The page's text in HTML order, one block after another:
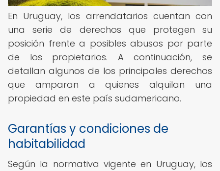
En Uruguay, los arrendatarios cuentan con
una serie de derechos que protegen su
posición frente a posibles abusos por parte
de los propietarios. A continuación, se
detallan algunos de los principales derechos
que amparan a quienes alquilan una
propiedad en este país sudamericano.
Garantías y condiciones de
habitabilidad
Según la normativa vigente en Uruguay, los